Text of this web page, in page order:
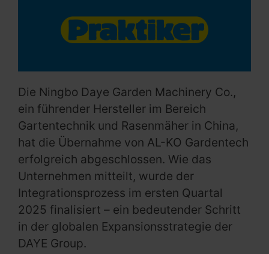
Die Ningbo Daye Garden Machinery Co.,
ein führender Hersteller im Bereich
Gartentechnik und Rasenmäher in China,
hat die Übernahme von AL-KO Gardentech
erfolgreich abgeschlossen. Wie das
Unternehmen mitteilt, wurde der
Integrationsprozess im ersten Quartal
2025 finalisiert – ein bedeutender Schritt
in der globalen Expansionsstrategie der
DAYE Group.